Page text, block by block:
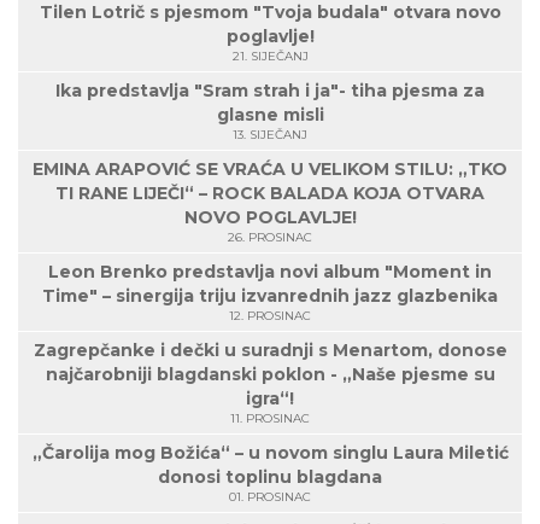
Tilen Lotrič s pjesmom "Tvoja budala" otvara novo
poglavlje!
21. SIJEČANJ
Ika predstavlja "Sram strah i ja"- tiha pjesma za
glasne misli
13. SIJEČANJ
EMINA ARAPOVIĆ SE VRAĆA U VELIKOM STILU: „TKO
TI RANE LIJEČI“ – ROCK BALADA KOJA OTVARA
NOVO POGLAVLJE!
26. PROSINAC
Leon Brenko predstavlja novi album "Moment in
Time" – sinergija triju izvanrednih jazz glazbenika
12. PROSINAC
Zagrepčanke i dečki u suradnji s Menartom, donose
najčarobniji blagdanski poklon - „Naše pjesme su
igra“!
11. PROSINAC
„Čarolija mog Božića“ – u novom singlu Laura Miletić
donosi toplinu blagdana
01. PROSINAC